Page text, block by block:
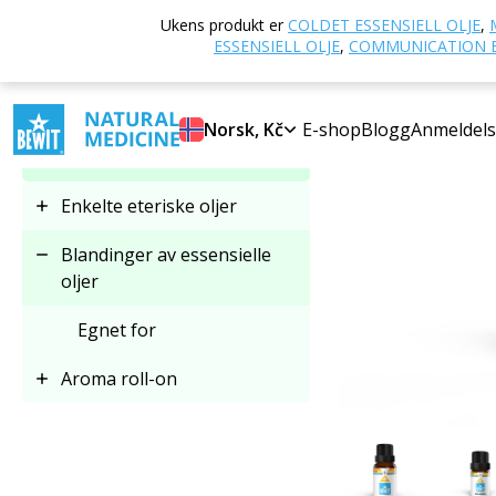
Ukens produkt erCOLDET ESSENSIELL OLJE,
ESSENSIELL OLJE, COMMUNICATION
Norsk, Kč E-shopBlogg
Blandinger av essensielle
oljer
Enkelte eteriske oljer
Blandinger av essensielle
oljer
Egnet for
Aroma roll-on
Hjem E-butikk